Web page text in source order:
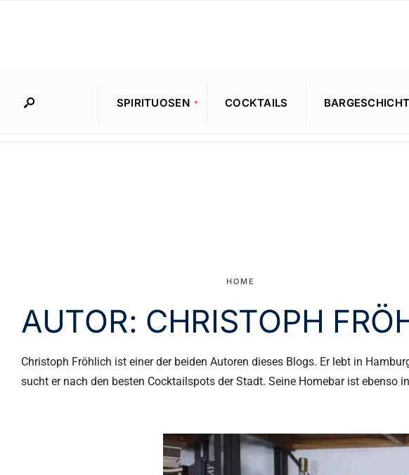
SPIRITUOSEN COCKTAILS
HOME
AUTOR: CHRISTOPH
Christoph Fröhlich ist einer der beiden Autoren dieses Blogs. Er lebt in
sucht er nach den besten Cocktailspots der Stadt. Seine Homebar ist